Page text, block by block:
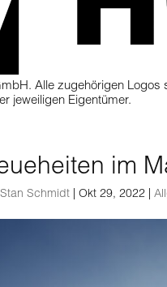
Alle zugehörigen Logos
jeweiligen Eigentümer.
im
Stan Schmidt |Okt 29, 2022 |